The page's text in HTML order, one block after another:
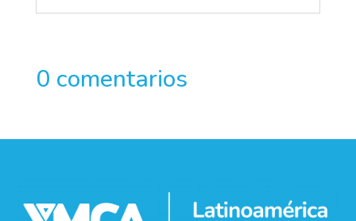
0 comentarios